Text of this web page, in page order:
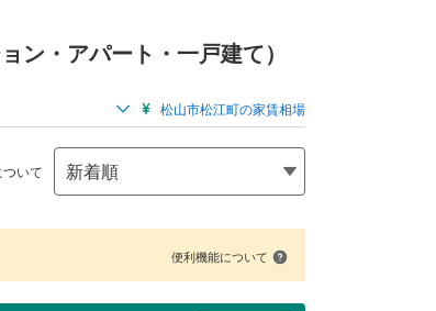
ン・アパート・一戸建て）
松山市松江町の家賃相場
いて
便利機能について